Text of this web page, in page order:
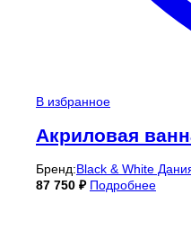
В избранное
Акриловая
Бренд:Black & White
87 750 ₽ Подробнее